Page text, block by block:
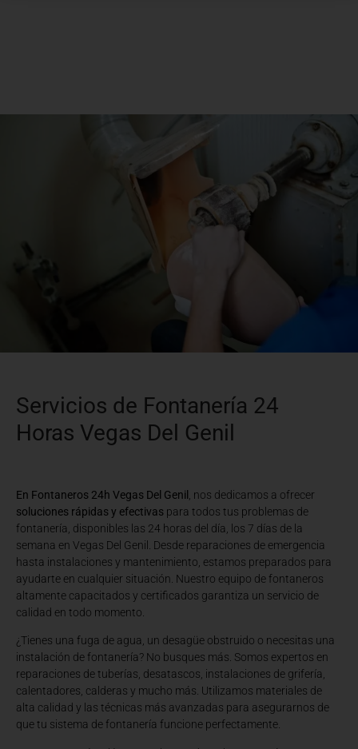
Servicios de Fontanería 24
Horas Vegas Del Genil
En Fontaneros 24h Vegas Del Genil
, nos dedicamos a ofrecer
soluciones rápidas y efectivas para todos tus problemas de
fontanería, disponibles las 24 horas del día, los 7 días de la
semana en Vegas Del Genil. Desde reparaciones de emergencia
hasta instalaciones y mantenimiento, estamos preparados para
ayudarte en cualquier situación. Nuestro equipo de fontaneros
altamente capacitados y certificados garantiza un servicio de
calidad en todo momento.
¿Tienes una fuga de agua, un desagüe obstruido o necesitas una
instalación de fontanería? No busques más. Somos expertos en
reparaciones de tuberías, desatascos, instalaciones de grifería,
calentadores, calderas y mucho más. Utilizamos materiales de
alta calidad y las técnicas más avanzadas para asegurarnos de
que tu sistema de fontanería funcione perfectamente.